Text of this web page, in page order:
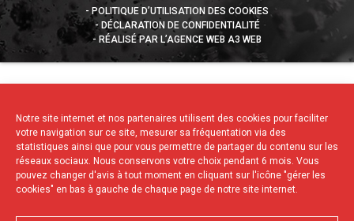
Notre site internet et nos partenaires utilisent des cookies pour faciliter
votre navigation sur ce site, mesurer sa fréquentation via des
statistiques ainsi que pour vous permettre de partager du contenu sur les
réseaux sociaux. Nous conservons votre choix pendant 6 mois. Vous
pouvez changer d'avis à tout moment en cliquant sur l'icône "gérer les
cookies" en bas à gauche de chaque page de notre site internet.
POLITIQUE D’UTILISATION DES COOKIES
DÉCLARATION DE CONFIDENTIALITÉ
RÉALISÉ PAR L’AGENCE WEB A3 WEB